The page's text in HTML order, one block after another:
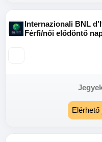
Internazionali BNL
Férfi/női elődöntő
Elérhető